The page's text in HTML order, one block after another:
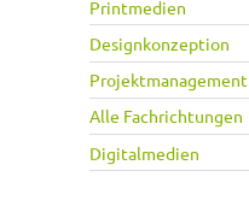
Printmedien
Designkonzeption
Projektmanagement
Alle Fachrichtungen
Digitalmedien